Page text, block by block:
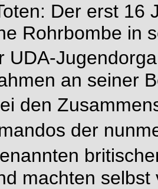
Der erst 16
Rohrbombe in
an seiner
den
der
machten